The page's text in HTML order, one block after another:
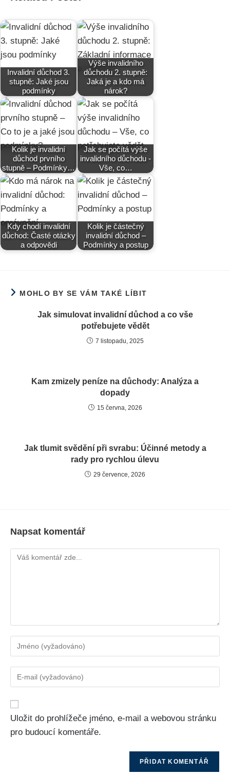
Invalidní důchod 3.
stupně: Jaké jsou
podmínky
Výše invalidního
důchodu 2. stupně:
Jaká je a kdo má
nárok?
Kolik je invalidní
důchod prvního
stupně – Podmínky…
Jak se počítá výše
invalidního důchodu -
Vše, co…
Kdy chodí invalidní
důchod: Časté otázky
a odpovědi
Kolik je částečný
invalidní důchod –
Podmínky a postup
MOHLO BY SE VÁM TAKÉ LÍBIT
Jak simulovat invalidní důchod a co vše
potřebujete vědět
7 listopadu, 2025
Kam zmizely peníze na důchody: Analýza a
dopady
15 června, 2026
Jak tlumit svědění při svrabu: Účinné metody a
rady pro rychlou úlevu
29 července, 2026
Napsat komentář
Uložit do prohlížeče jméno, e-mail a webovou stránku
pro budoucí komentáře.